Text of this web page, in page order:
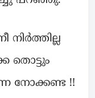
നിർത്തില്ല
തൊട്ടും
നോക്കണ്ട !!